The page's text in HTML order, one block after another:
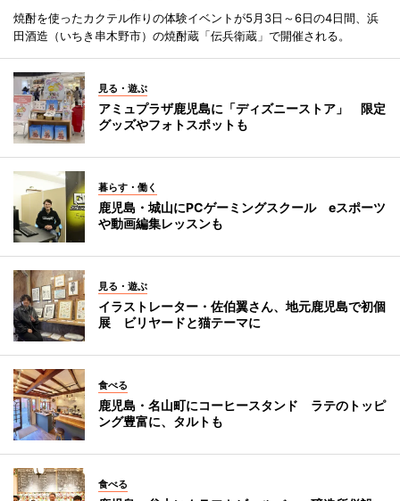
焼酎を使ったカクテル作りの体験イベントが5月3日～6日の4日間、浜
田酒造（いちき串木野市）の焼酎蔵「伝兵衛蔵」で開催される。
見る・遊ぶ
アミュプラザ鹿児島に「ディズニーストア」 限定
グッズやフォトスポットも
暮らす・働く
鹿児島・城山にPCゲーミングスクール eスポーツ
や動画編集レッスンも
見る・遊ぶ
イラストレーター・佐伯翼さん、地元鹿児島で初個
展 ビリヤードと猫テーマに
食べる
鹿児島・名山町にコーヒースタンド ラテのトッピ
ング豊富に、タルトも
食べる